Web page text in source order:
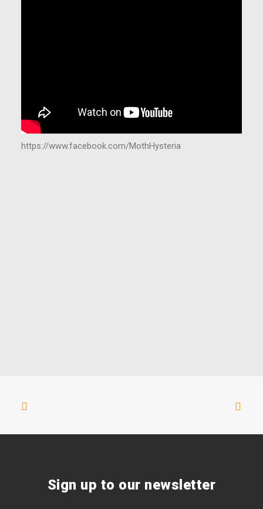
https://www.facebook.com/MothHysteria
Sign up to our newsletter